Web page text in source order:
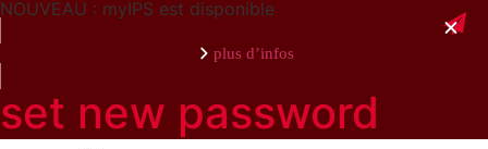
NOUVEAU : myIPS est disponible
plus d’infos
set new password